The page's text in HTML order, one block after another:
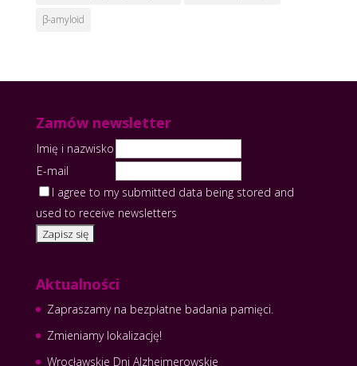
β-amyloid
Zamów newsletter
Imię i nazwisko
E-mail
I agree to my submitted data being stored and
used to receive newsletters
Aktualności
Zapraszamy na bezpłatne badania pamięci.
Zmieniamy lokalizację!
Wrocławskie Dni Alzheimerowskie